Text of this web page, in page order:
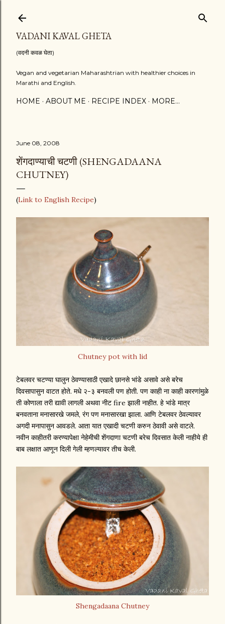
VADANI KAVAL GHETA
(वदनी कवळ घेता)
Vegan and vegetarian Maharashtrian with healthier choices in
Marathi and English.
HOME ABOUT ME RECIPE INDEX MORE…
June 08, 2008
शेंगदाण्याची चटणी (SHENGADAANA
CHUTNEY)
(Link to English Recipe)
Chutney pot with lid
टेबलवर चटण्या घालुन ठेवण्यासाठी एखादे छानसे भांडे असावे असे बरेच
दिवसापासुन वाटत होते. मधे २-३ बनवली पण होती. पण काही ना काही कारणांमुळे
ती कोणाला तरी द्यावी लागली अथवा नीट fire झाली नाहीत. हे भांडे मात्र
बनवताना मनासारखे जमले, रंग पण मनासारखा झाला. आणि टेबलवर ठेवल्यावर
अगदी मनापासुन आवडले. आता यात एखादी चटणी करुन ठेवावी असे वाटले.
नवीन काहीतरी करण्यापेक्षा नेहेमीची शेंगदाणा चटणी बरेच दिवसात केली नाहीये ही
बाब लक्षात आणून दिली गेली म्हणल्यावर तीच केली.
Shengadaana Chutney